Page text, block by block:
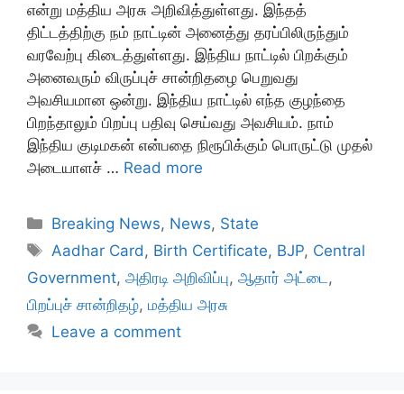
என்று மத்திய அரசு அறிவித்துள்ளது. இந்தத்
திட்டத்திற்கு நம் நாட்டின் அனைத்து தரப்பிலிருந்தும்
வரவேற்பு கிடைத்துள்ளது. இந்திய நாட்டில் பிறக்கும்
அனைவரும் விருப்புச் சான்றிதழை பெறுவது
அவசியமான ஒன்று. இந்திய நாட்டில் எந்த குழந்தை
பிறந்தாலும் பிறப்பு பதிவு செய்வது அவசியம். நாம்
இந்திய குடிமகன் என்பதை நிரூபிக்கும் பொருட்டு முதல்
அடையாளச் … Read more
Categories
Breaking News, News, State
Tags
Aadhar Card, Birth Certificate, BJP, Central
Government, அதிரடி அறிவிப்பு, ஆதார் அட்டை,
பிறப்புச் சான்றிதழ், மத்திய அரசு
Leave a comment